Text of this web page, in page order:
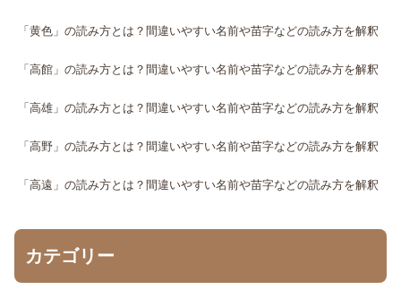
「黄色」の読み方とは？間違いやすい名前や苗字などの読み方を解釈
「高館」の読み方とは？間違いやすい名前や苗字などの読み方を解釈
「高雄」の読み方とは？間違いやすい名前や苗字などの読み方を解釈
「高野」の読み方とは？間違いやすい名前や苗字などの読み方を解釈
「高遠」の読み方とは？間違いやすい名前や苗字などの読み方を解釈
カテゴリー